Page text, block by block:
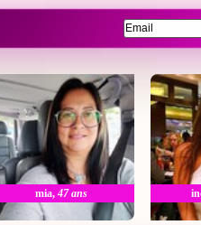
mia, 47 ans